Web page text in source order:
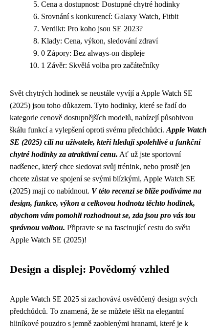
Cena a dostupnost: Dostupné chytré hodinky
Srovnání s konkurencí: Galaxy Watch, Fitbit
Verdikt: Pro koho jsou SE 2023?
Klady: Cena, výkon, sledování zdraví
0 Zápory: Bez always-on displeje
1 Závěr: Skvělá volba pro začátečníky
Svět chytrých hodinek se neustále vyvíjí a Apple Watch SE
(2025) jsou toho důkazem. Tyto hodinky, které se řadí do
kategorie cenově dostupnějších modelů, nabízejí působivou
škálu funkcí a vylepšení oproti svému předchůdci. Apple Watch
SE (2025) cílí na uživatele, kteří hledají spolehlivé a funkční
chytré hodinky za atraktivní cenu. Ať už jste sportovní
nadšenec, který chce sledovat svůj trénink, nebo prostě jen
chcete zůstat ve spojení se svými blízkými, Apple Watch SE
(2025) mají co nabídnout. V této recenzi se blíže podíváme na
design, funkce, výkon a celkovou hodnotu těchto hodinek,
abychom vám pomohli rozhodnout se, zda jsou pro vás tou
správnou volbou. Připravte se na fascinující cestu do světa
Apple Watch SE (2025)!
Design a displej: Povědomý vzhled
Apple Watch SE 2025 si zachovává osvědčený design svých
předchůdců. To znamená, že se můžete těšit na elegantní
hliníkové pouzdro s jemně zaoblenými hranami, které je k